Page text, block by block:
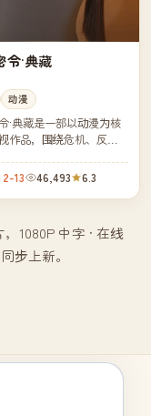
令·典藏
动漫
·典藏是一部以动漫为核
作品，围绕危机、反转
推荐观看。
13 46,493 6.3
1080P 中字 · 在线
步上新。